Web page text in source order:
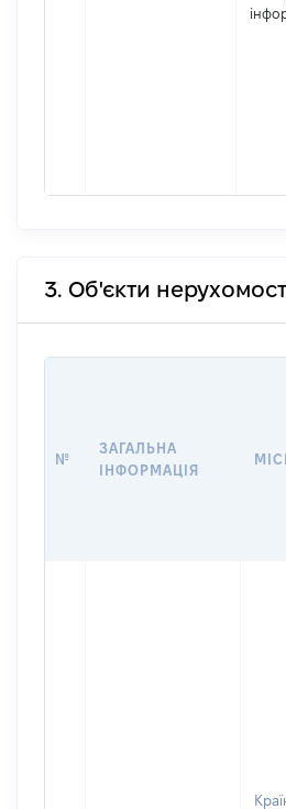
3. Об'єкти
№
ЗАГАЛЬНА
ІНФОРМАЦІЯ